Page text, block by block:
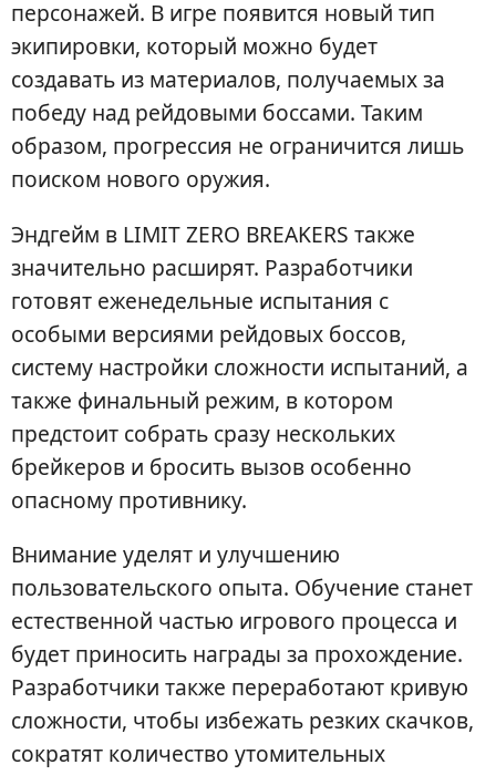
персонажей. В игре появится новый тип
экипировки, который можно будет
создавать из материалов, получаемых за
победу над рейдовыми боссами. Таким
образом, прогрессия не ограничится лишь
поиском нового оружия.
Эндгейм в LIMIT ZERO BREAKERS также
значительно расширят. Разработчики
готовят еженедельные испытания с
особыми версиями рейдовых боссов,
систему настройки сложности испытаний, а
также финальный режим, в котором
предстоит собрать сразу нескольких
брейкеров и бросить вызов особенно
опасному противнику.
Внимание уделят и улучшению
пользовательского опыта. Обучение станет
естественной частью игрового процесса и
будет приносить награды за прохождение.
Разработчики также переработают кривую
сложности, чтобы избежать резких скачков,
сократят количество утомительных